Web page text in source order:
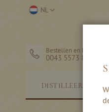
Ga
Selecteer
NL
Bestellen en hulp
0043 5573 82203
DISTILLEERDERIJ